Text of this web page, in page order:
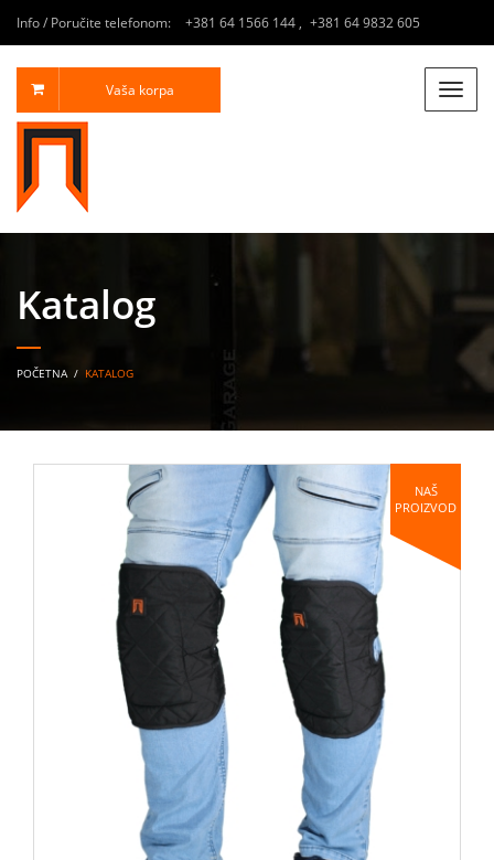
Info / Poručite telefonom: +381 64 1566 144 , +381 64 9832 605
Toggle
Vaša korpa
Katalog
POČETNA / KATALOG
NAŠ
PROIZVOD